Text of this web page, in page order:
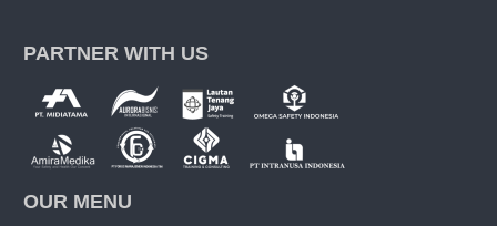
PARTNER WITH US
OUR MENU